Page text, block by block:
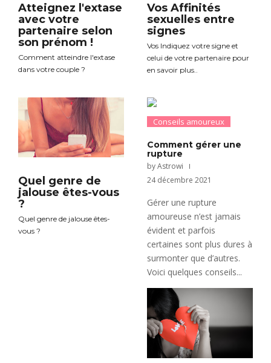
Atteignez l'extase
avec votre
partenaire selon
son prénom !
Comment atteindre l'extase
dans votre couple ?
Vos Affinités
sexuelles entre
signes
Vos Indiquez votre signe et
celui de votre partenaire pour
en savoir plus..
Quel genre de
jalouse êtes-vous
?
Quel genre de jalouse êtes-
vous ?
Conseils amoureux
Comment gérer une
rupture
by Astrowi
24 décembre 2021
Gérer une rupture
amoureuse n’est jamais
évident et parfois
certaines sont plus dures à
surmonter que d’autres.
Voici quelques conseils...